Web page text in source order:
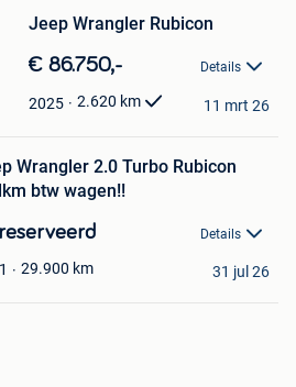
Jeep Wrangler Rubicon
€ 86.750,- Details
2025 2.620 km 11 mrt 26
Wrangler 2.0 Turbo Rubicon
btw wagen!!
Details
29.900 km 31 jul 26